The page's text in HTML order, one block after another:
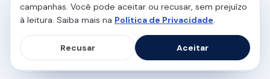
MEDICINA INTEGRATIVA E NUTROLOGIA
Alanina: o que é, para que serve e o
papel na energia
5 min de leitura
campanhas. Você pode aceitar ou recusar, sem prejuízo
à leitura. Saiba mais na Política de Privacidade.
Recusar Aceitar